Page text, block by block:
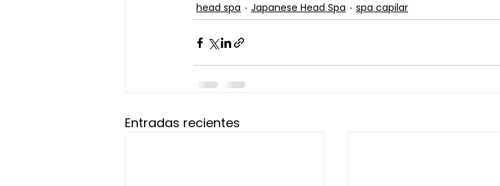
head spa
Japanese Head Spa spa capilar
Entradas recientes